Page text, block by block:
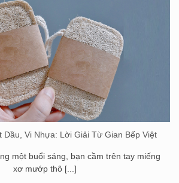
Dầu, Vi Nhựa: Lời Giải Từ Gian Bếp Việt
một buổi sáng, bạn cầm trên tay miếng
xơ mướp thô [...]